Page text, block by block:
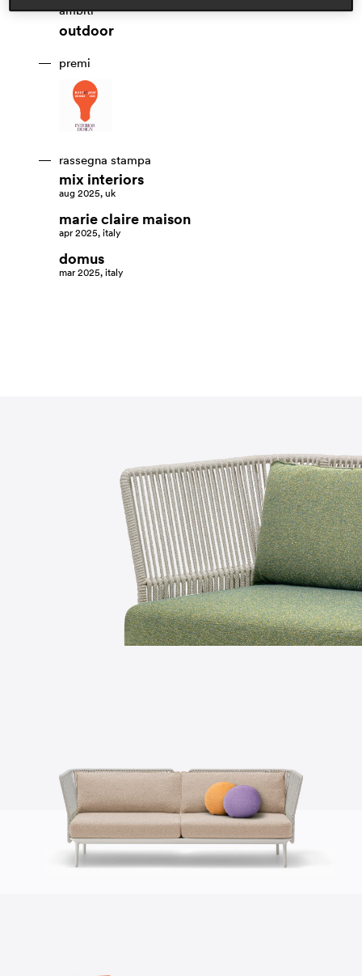
ambiti
outdoor
premi
rassegna stampa
mix interiors
aug 2025, uk
marie claire maison
apr 2025, italy
domus
mar 2025, italy